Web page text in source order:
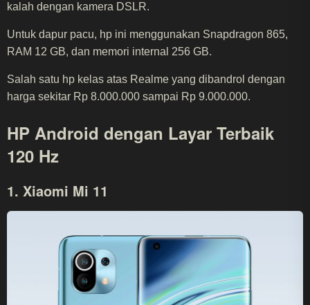
kalah dengan kamera DSLR.
Untuk dapur pacu, hp ini menggunakan Snapdragon 865,
RAM 12 GB, dan memori internal 256 GB.
Salah satu hp kelas atas Realme yang dibandrol dengan
harga sekitar Rp 8.000.000 sampai Rp 9.000.000.
HP Android dengan Layar Terbaik
120 Hz
1. Xiaomi Mi 11